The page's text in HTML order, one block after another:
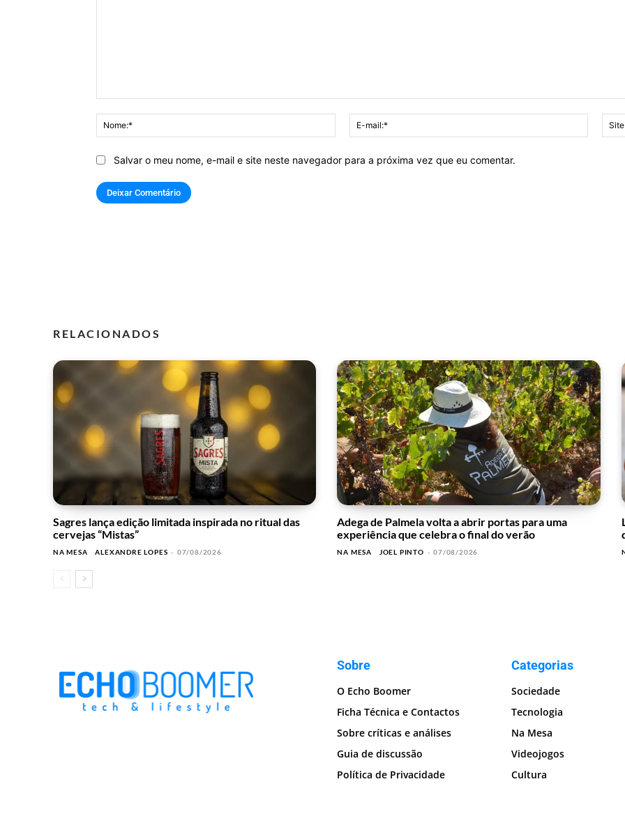
Nome:*
mail:*
Salvar o meu nome, e-mail e site neste navegador para a próxima vez que eu comentar.
RELACIONADOS
Sagres lança edição limitada inspirada no ritual das
cervejas “Mistas”
NA MESA ALEXANDRE LOPES - 07/08/2026
Adega de Palmela volta a abrir portas para uma
experiência que celebra o final do verão
NA MESA JOEL PINTO - 07/08/2026
Sobre
O Echo Boomer
Ficha Técnica e Contactos
Sobre críticas e análises
Guia de discussão
Política de Privacidade
Categorias
Sociedade
Tecnologia
Na Mesa
Videojogos
Cultura